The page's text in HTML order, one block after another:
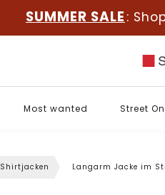
SUMMER SALE :
Most wanted Street
Shirtjacken Langarm Jacke im